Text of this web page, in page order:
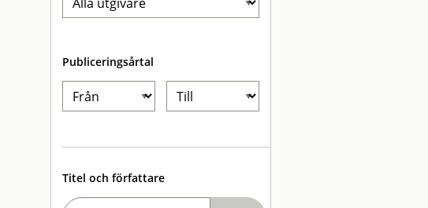
Publiceringsårtal
Titel och författare